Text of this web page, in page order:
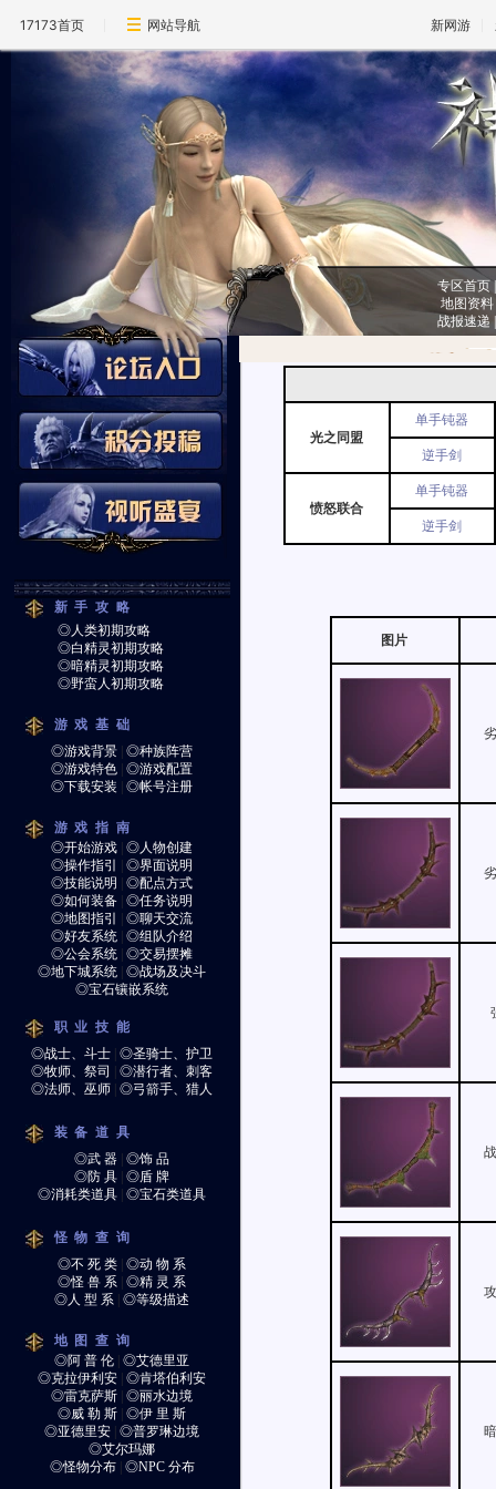
17173首页 网站导航 新网游
专区首页
地图资料
战报速递
新手攻略
◎人类初期攻略
◎白精灵初期攻略
◎暗精灵初期攻略
◎野蛮人初期攻略
游戏基础
◎游戏背景 |◎种族阵营
◎游戏特色 |◎游戏配置
◎下载安装
|◎帐号注册
游戏指南
◎开始游戏 |◎人物创建
◎操作指引
|◎界面说明
◎技能说明
|◎配点方式
◎如何装备 |◎任务说明
◎地图指引
|◎聊天交流
◎好友系统 |◎组队介绍
◎公会系统 |◎交易摆摊
◎地下城系统 |◎战场及决斗
◎宝石镶嵌系统
职业技能
◎战士、斗士 |◎圣骑士、护卫
◎牧师、祭司
|◎潜行者、刺客
◎法师、巫师 |◎弓箭手、猎人
装备道具
◎武 器 |◎饰 品
◎防 具 |◎盾 牌
◎消耗类道具 |◎宝石类道具
怪物查询
◎不 死 类 |◎动 物 系
◎怪 兽 系 |◎精 灵 系
◎人 型 系 |◎等级描述
地图查询
◎阿 普 伦 |◎艾德里亚
◎克拉伊利安 |◎肯塔伯利安
◎雷克萨斯 |◎丽水边境
◎威 勒 斯 |◎伊 里 斯
◎亚德里安 |◎普罗琳边境
◎艾尔玛娜
◎怪物分布 ◎NPC 分布
光之同盟
单手钝器
逆手剑
愤怒联合
单手钝器
逆手剑
图片